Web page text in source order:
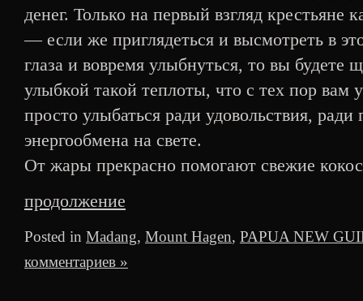
денег. Только на первый взгляд
— если же приглядеться и высмотреть в
глаза и вовремя улыбнуться, то вы будете
улыбкой такой теплоты, что с тех пор вам
просто улыбаться ради удовольствия, ради
энергообмена на свете.
От жары прекрасно помогают свежие
продолжение
Posted in Madang, Mount Hagen, PAPUA NEW
комментариев »